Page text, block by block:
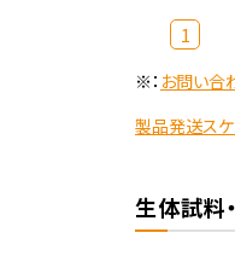
1
※： お問い合
製品発送ス
生体試料